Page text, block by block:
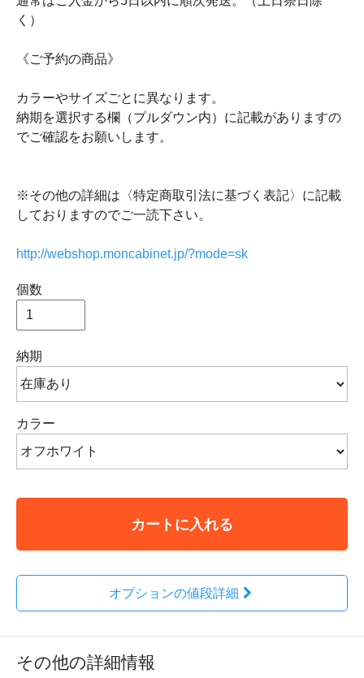
く）
《ご予約の商品》
カラーやサイズごとに異なります。
納期を選択する欄（プルダウン内）に記載がありますの
でご確認をお願いします。
※その他の詳細は〈特定商取引法に基づく表記〉に記載
しておりますのでご一読下さい。
http://webshop.moncabinet.jp/?mode=sk
個数
納期
カラー
カートに入れる
オプションの値段詳細
その他の詳細情報